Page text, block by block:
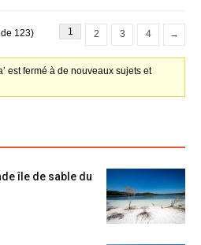
123) 1 2 3 4 →
est fermé à de nouveaux sujets et
île de sable du